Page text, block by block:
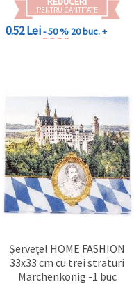
PENTRU CANTITATE
0.52 Lei- 50 % 20 buc. +
Șervețel HOME FASHION
33x33 cm cu trei straturi
Marchenkonig -1 buc